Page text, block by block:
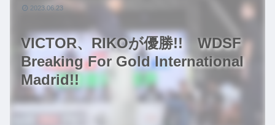
VICTOR、RIKOが優勝!! WDSF
Breaking For Gold International
Madrid!!
2023.06.23